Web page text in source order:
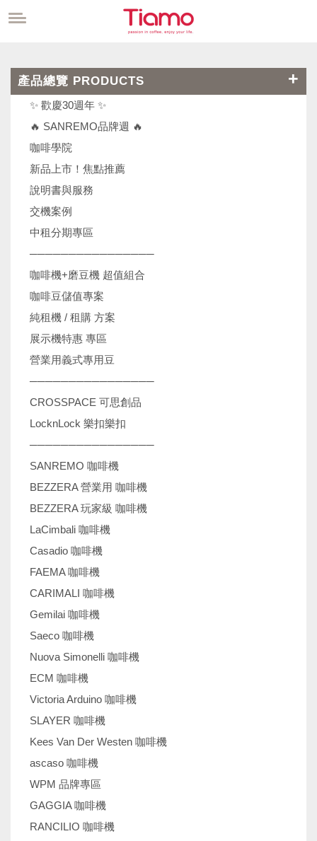
產品總覽 PRODUCTS
✨ 歡慶30週年 ✨
🔥 SANREMO品牌週 🔥
咖啡學院
新品上市！焦點推薦
說明書與服務
交機案例
中租分期專區
────────────────
咖啡機+磨豆機 超值組合
咖啡豆儲值專案
純租機 / 租購 方案
展示機特惠 專區
營業用義式專用豆
────────────────
CROSSPACE 可思創品
LocknLock 樂扣樂扣
────────────────
SANREMO 咖啡機
BEZZERA 營業用 咖啡機
BEZZERA 玩家級 咖啡機
LaCimbali 咖啡機
Casadio 咖啡機
FAEMA 咖啡機
CARIMALI 咖啡機
Gemilai 咖啡機
Saeco 咖啡機
Nuova Simonelli 咖啡機
ECM 咖啡機
Victoria Arduino 咖啡機
SLAYER 咖啡機
Kees Van Der Westen 咖啡機
ascaso 咖啡機
WPM 品牌專區
GAGGIA 咖啡機
RANCILIO 咖啡機